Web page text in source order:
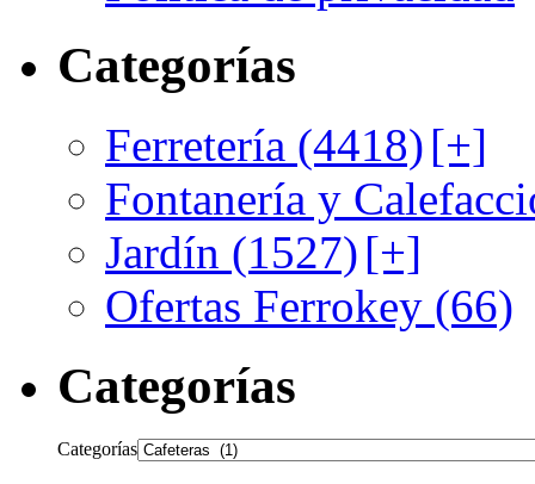
Categorías
Ferretería (4418)[+]
Fontanería y
Jardín (1527)[+]
Ofertas Ferrokey (66)
Categorías
Categorías